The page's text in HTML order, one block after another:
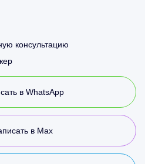
консультацию
в WhatsApp
в Max